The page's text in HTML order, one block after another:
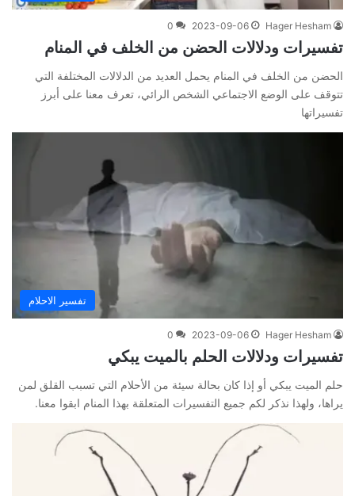
Hager Hesham
2023-09-06
0
تفسيرات ودلالات الحضن من الخلف في المنام
الحضن من الخلف في المنام يحمل العديد من الدلالات المختلفة التي
تتوقف على الوضع الاجتماعي الشخص الرائي، تعرف معنا على أبرز
تفسيراتها
تفسير الاحلام
Hager Hesham
2023-09-06
0
تفسيرات ودلالات الحلم بالميت يبكي
حلم الميت يبكي أو إذا كان بحالة سيئة من الأحلام التي تسبب القلق لمن
يراها، ولهذا نذكر لكم جميع التفسيرات المتعلقة بهذا المنام ابقوا معنا.